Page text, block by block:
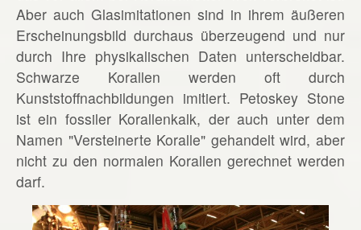
Aber auch Glasimitationen sind in ihrem äußeren
Erscheinungsbild durchaus überzeugend und nur
durch Ihre physikalischen Daten unterscheidbar.
Schwarze Korallen werden oft durch
Kunststoffnachbildungen imitiert. Petoskey Stone
ist ein fossiler Korallenkalk, der auch unter dem
Namen "Versteinerte Koralle" gehandelt wird, aber
nicht zu den normalen Korallen gerechnet werden
darf.